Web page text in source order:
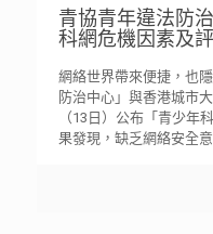
青協青年違法防
科網危機因素及
網絡世界帶來便捷，也
防治中心」與香港城市
（13日）公布「青少年
果發現，缺乏網絡安全